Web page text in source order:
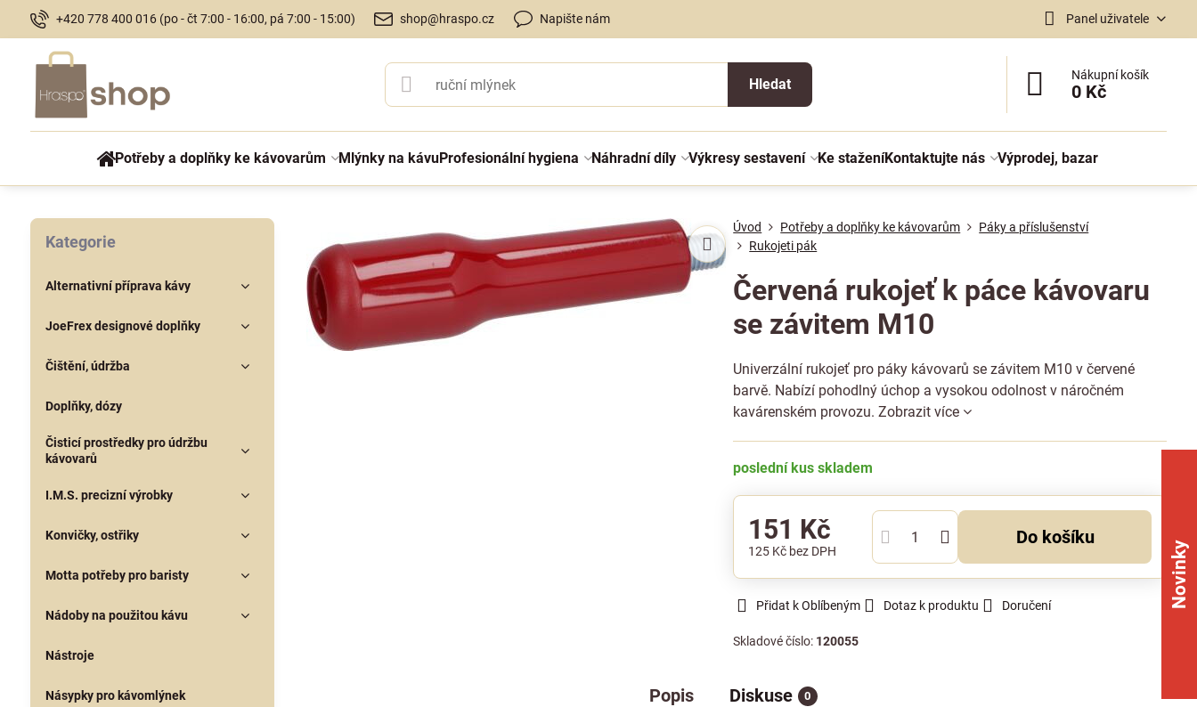
+420 778 400 016 (po - čt 7:00 - 16:00, pá 7:00 - 15:00) shop@hraspo.cz Napište nám Panel uživatele
Hledat
Nákupní košík
0 Kč
Potřeby a doplňky ke kávovarům Mlýnky na kávuProfesionální hygiena Náhradní díly Výkresy sestavení Ke staženíKontaktujte nás Výprodej, bazar
Úvod Potřeby a doplňky ke kávovarům
Páky a příslušenství
Rukojeti pák
Červená rukojeť k páce kávovaru
se závitem M10
Univerzální rukojeť pro páky kávovarů se závitem M10 v červené
barvě. Nabízí pohodlný úchop a vysokou odolnost v náročném
kavárenském provozu.Zobrazit více
poslední kus skladem
151 Kč
125 Kč bez DPH
Do košíku
Přidat k Oblíbeným Dotaz k produktu Doručení
Skladové číslo: 120055
Popis Diskuse 0
Kategorie
Alternativní příprava kávy
JoeFrex designové doplňky
Čištění, údržba
Doplňky, dózy
Čisticí prostředky pro údržbu
kávovarů
I.M.S. precizní výrobky
Konvičky, ostřiky
Motta potřeby pro baristy
Nádoby na použitou kávu
Nástroje
Násypky pro kávomlýnek
Novinky